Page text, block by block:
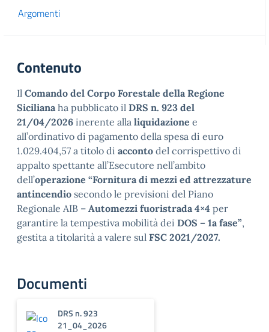
Argomenti
Contenuto
Il Comando del Corpo Forestale della Regione
Sicilianaha pubblicato il DRS n. 923 del
21/04/2026 inerente alla liquidazione e
all’ordinativo di pagamento della spesa di euro
1.029.404,57 a titolo di acconto del corrispettivo di
appalto spettante all’Esecutore nell’ambito
dell’operazione “Fornitura di mezzi ed attrezzature
antincendio secondo le previsioni del Piano
Regionale AIB – Automezzi fuoristrada 4×4 per
garantire la tempestiva mobilità dei DOS – 1a fase”,
gestita a titolarità a valere sul FSC 2021/2027.
Documenti
DRS n. 923
21_04_2026